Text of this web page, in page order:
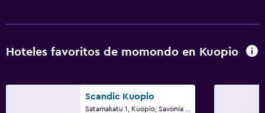
Hoteles favoritos de momondo en Kuopio
Scandic Kuopio